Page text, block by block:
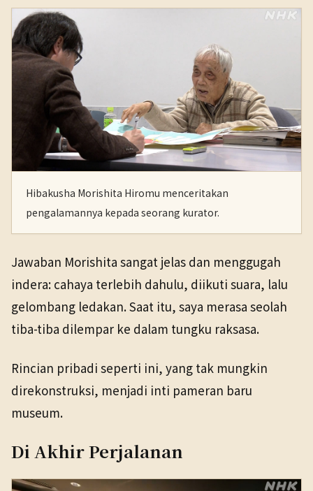
Hibakusha Morishita Hiromu menceritakan
pengalamannya kepada seorang kurator.
Jawaban Morishita sangat jelas dan menggugah
indera: cahaya terlebih dahulu, diikuti suara, lalu
gelombang ledakan. Saat itu, saya merasa seolah
tiba-tiba dilempar ke dalam tungku raksasa.
Rincian pribadi seperti ini, yang tak mungkin
direkonstruksi, menjadi inti pameran baru
museum.
Di Akhir Perjalanan